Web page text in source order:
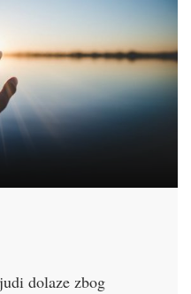
dolaze zbog